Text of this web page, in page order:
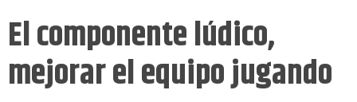
El componente lúdico,
mejorar el equipo jugando